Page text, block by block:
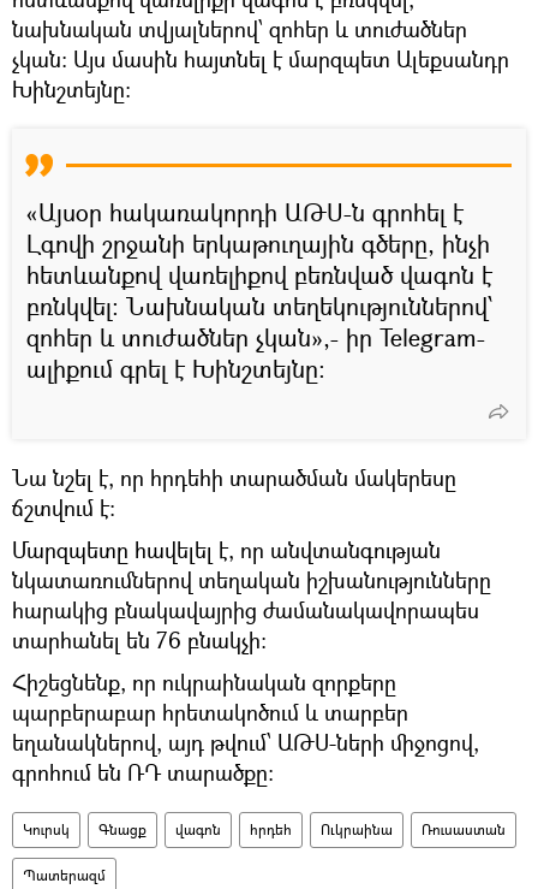
նախնական տվյալներով՝ զոհեր և տուժածներ
չկան։ Այս մասին հայտնել է մարզպետ Ալեքսանդր
Խինշտեյնը։
«Այսօր հակառակորդի ԱԹՍ-ն գրոհել է
Լգովի շրջանի երկաթուղային գծերը, ինչի
հետևանքով վառելիքով բեռնված վագոն է
բռնկվել։ Նախնական տեղեկություններով՝
զոհեր և տուժածներ չկան»,- իր Telegram-
ալիքում գրել է Խինշտեյնը:
Նա նշել է, որ հրդեհի տարածման մակերեսը
ճշտվում է։
Մարզպետը հավելել է, որ անվտանգության
նկատառումներով տեղական իշխանությունները
հարակից բնակավայրից ժամանակավորապես
տարհանել են 76 բնակչի։
Հիշեցնենք, որ ուկրաինական զորքերը
պարբերաբար հրետակոծում և տարբեր
եղանակներով, այդ թվում՝ ԱԹՍ-ների միջոցով,
գրոհում են ՌԴ տարածքը։
Կուրսկ Գնացք վագոն հրդեհ Ուկրաինա Ռուսաստան
Պատերազմ